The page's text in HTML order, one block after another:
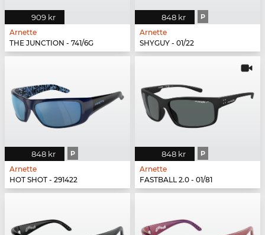
909 kr
Arnette
THE JUNCTION - 741/6G
848 kr P
Arnette
SHYGUY - 01/22
848 kr P
Arnette
HOT SHOT - 291422
848 kr P
Arnette
FASTBALL 2.0 - 01/81